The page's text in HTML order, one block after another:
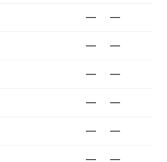
— —
— —
— —
— —
— —
— —